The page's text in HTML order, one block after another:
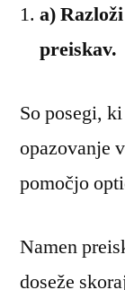
a)
preiskav.
So posegi,
opazovanje
pomočjo
Namen
doseže